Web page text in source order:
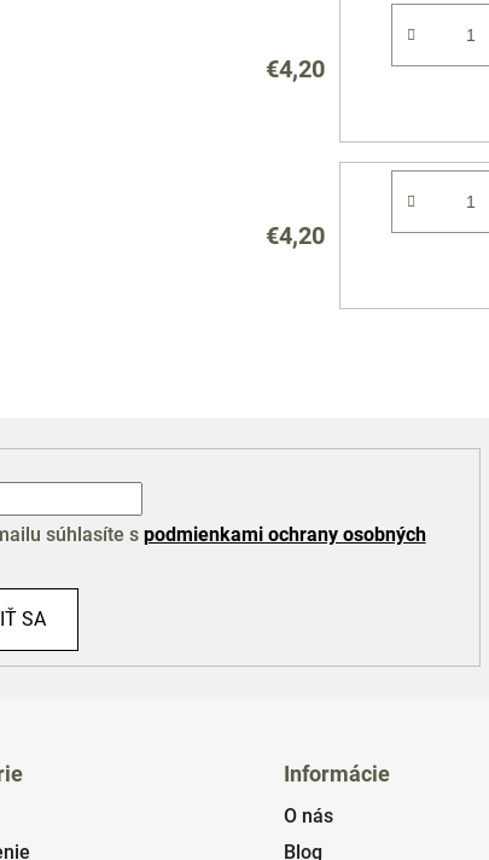
€4,20
€4,20
súhlasíte s podmienkami ochrany osobných
SA
Informácie
O nás
Blog